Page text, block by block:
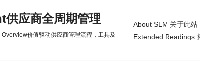
应商全周期管理
价值驱动供应商管理流程，工具及
About SLM 关于此站
Extended Readings